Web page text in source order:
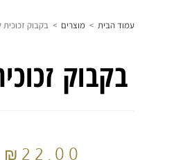
עמוד הבית > מוצרים > בקבוק זכוכית
בקבוק
₪ 22.00